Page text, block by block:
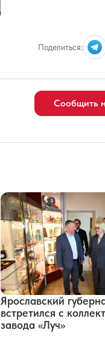
Поделиться:
Сообщить
Ярославский
встретился с
завода «Луч»